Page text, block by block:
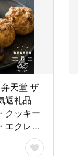
弁天堂 ザ
返礼品
クッキー
エクレ